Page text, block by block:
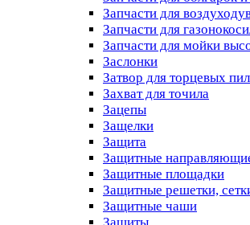
Запчасти для
Запчасти для
Запчасти для мойки
Заслонки
Затвор для торцевых пил
Захват для точила
Зацепы
Защелки
Защита
Защитные
Защитные площадки
Защитные решетки,
Защитные чаши